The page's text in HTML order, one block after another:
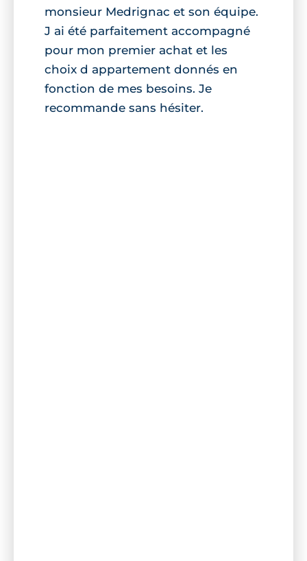
monsieur Medrignac et son équipe.
J ai été parfaitement accompagné
pour mon premier achat et les
choix d appartement donnés en
fonction de mes besoins. Je
recommande sans hésiter.